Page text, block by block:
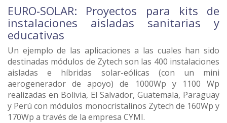
EURO-SOLAR: Proyectos para kits de
instalaciones aisladas sanitarias y
educativas
Un ejemplo de las aplicaciones a las cuales han sido
destinadas módulos de Zytech son las 400 instalaciones
aisladas e híbridas solar-eólicas (con un mini
aerogenerador de apoyo) de 1000Wp y 1100 Wp
realizadas en Bolivia, El Salvador, Guatemala, Paraguay
y Perú con módulos monocristalinos Zytech de 160Wp y
170Wp a través de la empresa CYMI.